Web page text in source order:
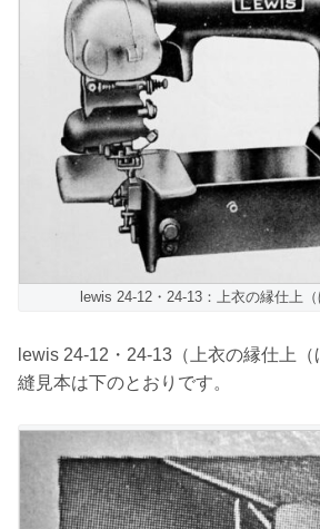
lewis 24-12・24-13：上衣の縁仕上
lewis 24-12・24-13（上衣の縁仕上
縫見本は下のとおりです。